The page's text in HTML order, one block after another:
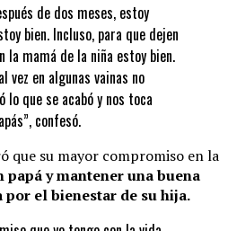
de dos meses, estoy
bien. Incluso, para que dejen
la mamá de la niña estoy bien.
vez en algunas vainas no
lo que se acabó y nos toca
confesó.
que su mayor compromiso en la
papá y mantener una buena
el bienestar de su hija.